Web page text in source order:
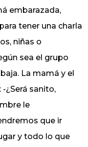
embarazada,
tener una charla
niñas o
sea el grupo
La mamá y el
¿Será sanito,
le
que ir
y todo lo que